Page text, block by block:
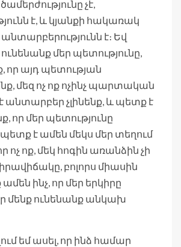
չէ,
է, և կյանքի հակառակ
անտարբերությունն է։ Եվ
մեր պետությունը,
որ այդ պետության
մեզ ոչ ոք ոչինչ պարտական
անտարբեր չլինենք, և պետք է
որ մեր պետությունը
է ամեն մեկս մեր տեղում
ոչ ոք, մեկ հոգին առանձին չի
բոլորս միասին
ինչ, որ մեր երկիրը
մենք ունենանք անկախ
եմ ասել, որ ինձ համար